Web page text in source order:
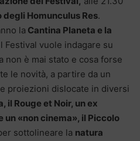
degli Homunculus Res.
la Cantina Planeta e la
Festival vuole indagare su
non è mai stato e cosa forse
le novità, a partire da un
proiezioni dislocate in diversi
il Rouge et Noir, un ex
un «non cinema», il Piccolo
sottolineare la natura